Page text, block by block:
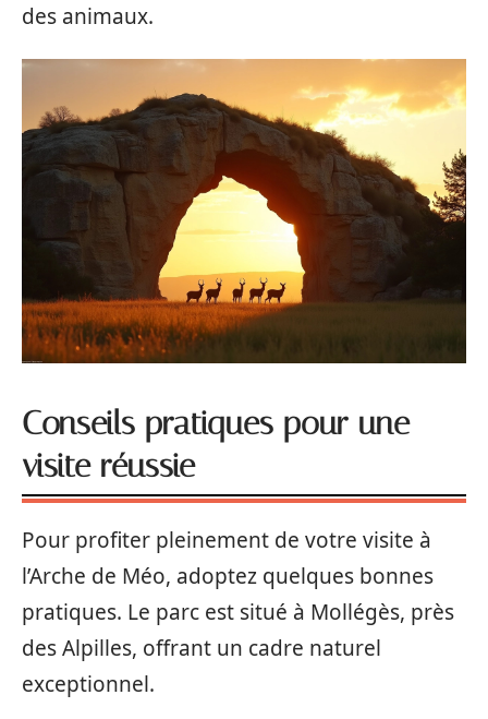
des animaux.
Conseils pratiques pour une
visite réussie
Pour profiter pleinement de votre visite à
l’Arche de Méo, adoptez quelques bonnes
pratiques. Le parc est situé à Mollégès, près
des Alpilles, offrant un cadre naturel
exceptionnel.